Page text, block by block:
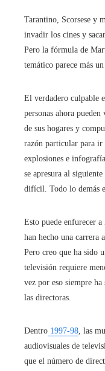
Tarantino, Scorsese y
invadir los cines y
Pero la fórmula de
temático parece más
El verdadero culpable
personas ahora
de sus hogares y
razón particular para ir
explosiones e
se apresura al
difícil. Todo lo demás
Esto puede enfurecer
han hecho una carrera
Pero creo que ha sido
televisión requiere
vez por eso siempre
las directoras.
Dentro 1997-98, las
audiovisuales de
que el número de